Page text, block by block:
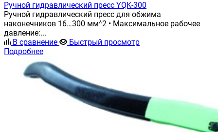
Ручной гидравлический пресс YQK-300
Ручной гидравлический пресс для обжима
наконечников 16…300 мм^2 • Максимальное рабочее
давление:...
В сравнение
Быстрый просмотр
Подробнее